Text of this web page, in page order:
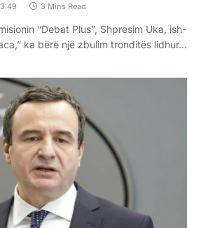
3 Mins Read
“Debat Plus”, Shpresim Uka, ish-
ka bërë një zbulim tronditës lidhur…